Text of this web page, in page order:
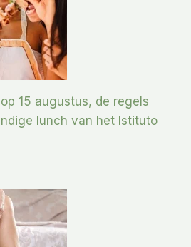
15 augustus, de regels
lunch van het Istituto